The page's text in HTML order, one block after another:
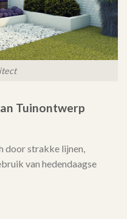
Tuinontwerp
door strakke lijnen,
van hedendaagse